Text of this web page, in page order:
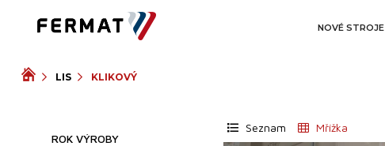
NOVÉ STROJE
LIS KLIKOVÝ
ROK VÝROBY
Seznam Mřížka